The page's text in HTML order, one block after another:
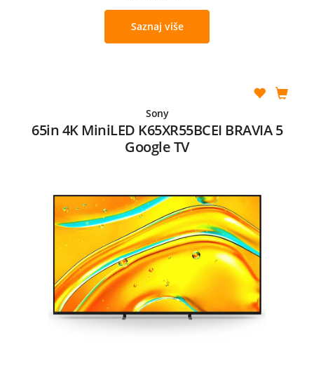
Saznaj više
Sony
65in 4K MiniLED K65XR55BCEI BRAVIA 5
Google TV